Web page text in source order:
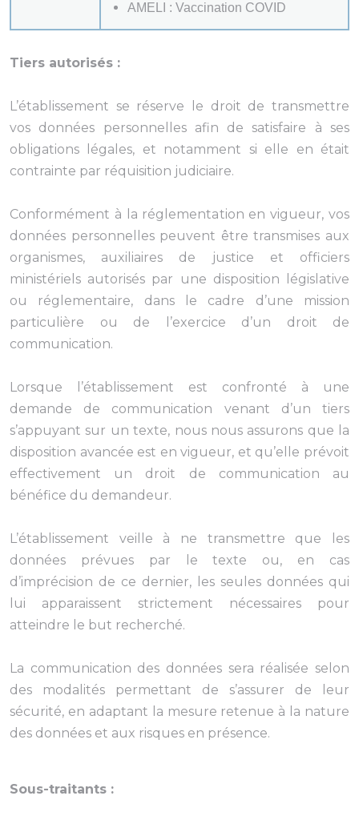
AMELI : Vaccination COVID
Tiers autorisés :
L’établissement se réserve le droit de transmettre
vos données personnelles afin de satisfaire à ses
obligations légales, et notamment si elle en était
contrainte par réquisition judiciaire.
Conformément à la réglementation en vigueur, vos
données personnelles peuvent être transmises aux
organismes, auxiliaires de justice et officiers
ministériels autorisés par une disposition législative
ou réglementaire, dans le cadre d’une mission
particulière ou de l’exercice d’un droit de
communication.
Lorsque l’établissement est confronté à une
demande de communication venant d’un tiers
s’appuyant sur un texte, nous nous assurons que la
disposition avancée est en vigueur, et qu’elle prévoit
effectivement un droit de communication au
bénéfice du demandeur.
L’établissement veille à ne transmettre que les
données prévues par le texte ou, en cas
d’imprécision de ce dernier, les seules données qui
lui apparaissent strictement nécessaires pour
atteindre le but recherché.
La communication des données sera réalisée selon
des modalités permettant de s’assurer de leur
sécurité, en adaptant la mesure retenue à la nature
des données et aux risques en présence.
Sous-traitants :